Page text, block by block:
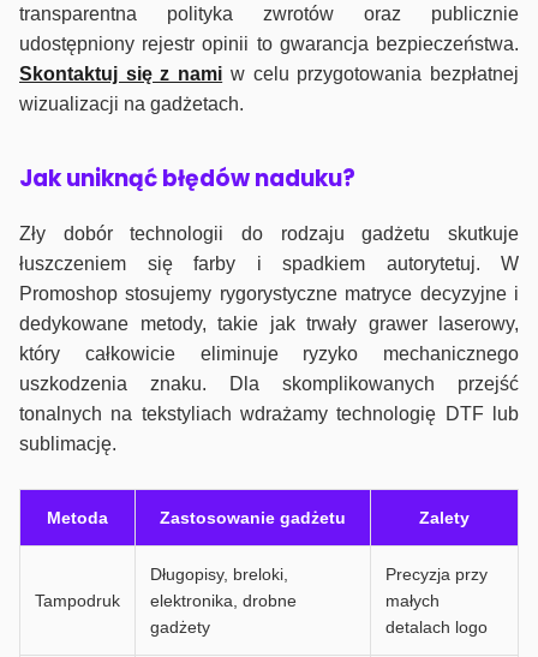
transparentna polityka zwrotów oraz publicznie
udostępniony rejestr opinii to gwarancja bezpieczeństwa.
Skontaktuj się z nami w celu przygotowania bezpłatnej
wizualizacji na gadżetach.
Jak uniknąć błędów naduku?
Zły dobór technologii do rodzaju gadżetu skutkuje
łuszczeniem się farby i spadkiem autorytetuj. W
Promoshop stosujemy rygorystyczne matryce decyzyjne i
dedykowane metody, takie jak trwały grawer laserowy,
który całkowicie eliminuje ryzyko mechanicznego
uszkodzenia znaku. Dla skomplikowanych przejść
tonalnych na tekstyliach wdrażamy technologię DTF lub
sublimację.
Metoda Zastosowanie gadżetu Zalety
Tampodruk
Długopisy, breloki,
elektronika, drobne
gadżety
Precyzja przy
małych
detalach logo